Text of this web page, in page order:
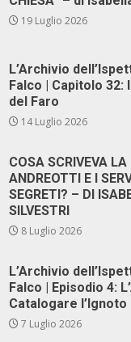
19 Luglio 2026
L’Archivio
Falco | Capitolo 32:
del Faro
14 Luglio 2026
COSA SCRIVEVA LA
ANDREOTTI E I
SEGRETI? – DI
SILVESTRI
8 Luglio 2026
L’Archivio
Falco | Episodio 4:
Catalogare l’Ignoto
7 Luglio 2026